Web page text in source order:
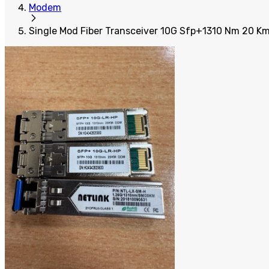
Modem
Single Mod Fiber Transceiver 10G Sfp+1310 Nm 20